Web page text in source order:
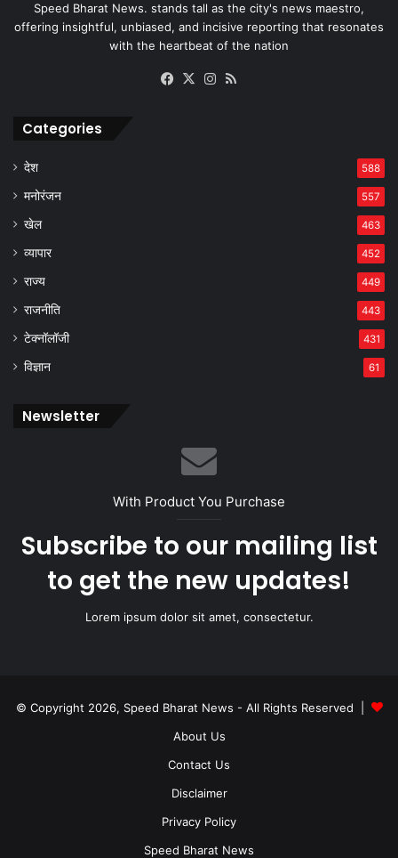
Speed Bharat News. stands tall as the city's news maestro,
offering insightful, unbiased, and incisive reporting that resonates
with the heartbeat of the nation
Facebook
X Instagram
Categories
देश 588
मनोरंजन 557
खेल 463
व्यापार 452
राज्य 449
राजनीति 443
टेक्नॉलॉजी 431
विज्ञान 61
Newsletter
With Product You Purchase
Subscribe to our mailing list
to get the new updates!
Lorem ipsum dolor sit amet, consectetur.
© Copyright 2026, Speed Bharat News - All Rights Reserved |
About Us
Contact Us
Disclaimer
Privacy Policy
Speed Bharat News